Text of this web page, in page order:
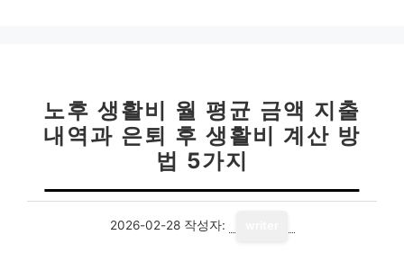
노후 생활비 월 평균 금액 지출
내역과 은퇴 후 생활비 계산 방
법 5가지
2026-02-28 작성자: